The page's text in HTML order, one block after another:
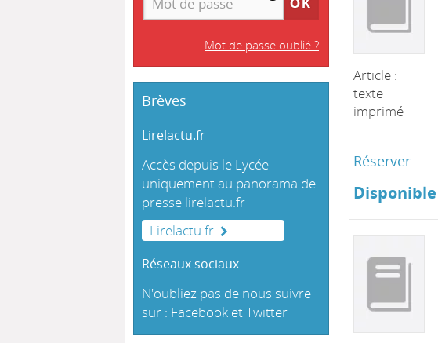
Article :
texte
imprimé
Réserver
Disponible
Mot de passe oublié ?
Brèves
Lirelactu.fr
Accès depuis le Lycée
uniquement au panorama de
presse lirelactu.fr
Lirelactu.fr
Réseaux sociaux
N'oubliez pas de nous suivre
sur : Facebook etTwitter